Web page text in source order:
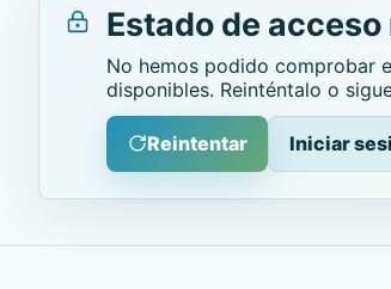
Estado de
No hemos podido comprobar
disponibles. Reinténtalo o
Reintentar Iniciar